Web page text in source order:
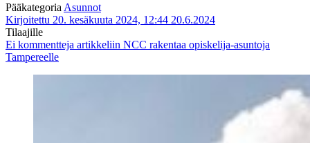
Pääkategoria Asunnot
Kirjoitettu 20. kesäkuuta 2024, 12:44 20.6.2024
Tilaajille
Ei kommentteja artikkeliin NCC rakentaa opiskelija-asuntoja
Tampereelle